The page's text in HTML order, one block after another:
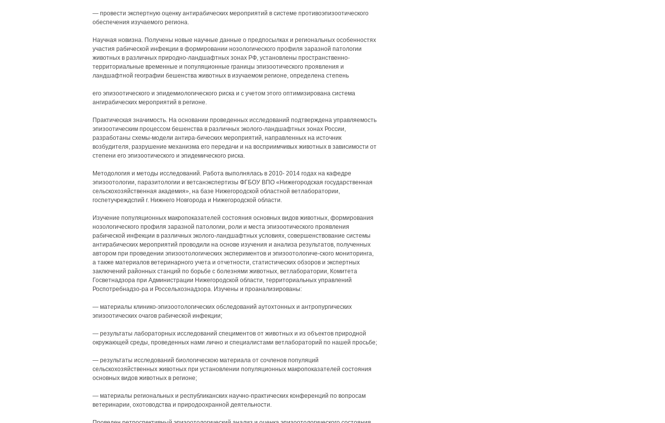
— провести экспертную оценку антирабических мероприятий в системе противоэпизоотического
обеспечения изучаемого региона.
Научная новизна. Получены новые научные данные о предпосылках и региональных особенностях
участия рабической инфекции в формировании нозологического профиля заразной патологии
животных в различных природно-ландшафтных зонах РФ, установлены пространственно-
территориальные временные и популяционные границы эпизоотического проявления и
ландшафтной географии бешенства животных в изучаемом регионе, определена степень
его эпизоотического и эпидемиологического риска и с учетом этого оптимизирована система
ангирабических мероприятий в регионе.
Практическая значимость. На основании проведенных исследований подтверждена управляемость
эпизоотическим процессом бешенства в различных эколого-ландшафтных зонах России,
разработаны схемы-модели антира-бических мероприятий, направленных на источник
возбудителя, разрушение механизма его передачи и на восприимчивых животных в зависимости от
степени его эпизоотического и эпидемического риска.
Методология и методы исследований. Работа выполнялась в 2010- 2014 годах на кафедре
эпизоотологии, паразитологии и ветсанэкспертизы ФГБОУ ВПО «Нижегородская государственная
сельскохозяйственная академия», на базе Нижегородской областной ветлаборатории,
госпетучреждспий г. Нижнего Новгорода и Нижегородской области.
Изучение популяционных макропоказателей состояния основных видов животных, формирования
нозологического профиля заразной патологии, роли и места эпизоотического проявления
рабической инфекции в различных эколого-ландшафтных условиях, совершенствование системы
антирабических мероприятий проводили на основе изучения и анализа результатов, полученных
автором при проведении эпизоотологических экспериментов и эпизоотологиче-ского мониторинга,
а также материалов ветеринарного учета и отчетности, статистических обзоров и экспертных
заключений районных станций по борьбе с болезнями животных, ветлаборатории, Комитета
Госветнадзора при Администрации Нижегородской области, территориальных управлений
Роспотребнадзо-ра и Россельхознадзора. Изучены и проанализированы:
— материалы клинико-эпизоотологических обследований аутохтонных и антропургических
эпизоотических очагов рабической инфекции;
— результаты лабораторных исследований специментов от животных и из объектов природной
окружающей среды, проведенных нами лично и специалистами ветлабораторий по нашей просьбе;
— результаты исследований биологическою материала от сочленов популяций
сельскохозяйственных животных при установлении популяционных макропоказателей состояния
основных видов животных в регионе;
— материалы региональных и республиканских научно-практических конференций по вопросам
ветеринарии, охотоводства и природоохранной деятельности.